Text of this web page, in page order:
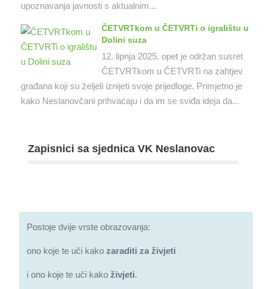
upoznavanja javnosti s aktualnim...
ČETVRTkom u ČETVRTi o igralištu u
Dolini suza
12. lipnja 2025. opet je održan susret
ČETVRTkom u ČETVRTi na zahtjev
građana koji su željeli iznijeti svoje prijedloge. Primjetno je
kako Neslanovčani prihvaćaju i da im se sviđa ideja da...
Zapisnici sa sjednica VK Neslanovac
Postoje dvije vrste obrazovanja:
ono koje te uči kako zaraditi za živjeti
i ono koje te uči kako živjeti.